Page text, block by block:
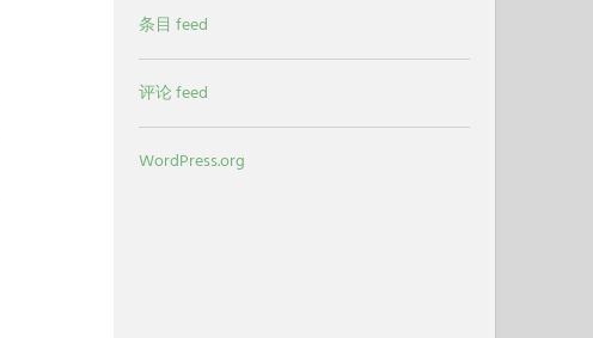
条目 feed
评论 feed
WordPress.org